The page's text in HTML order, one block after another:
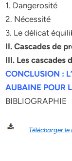
1. Dangerosité
2. Nécessité
3. Le délicat
II. Cascades de
III. Les cascades
CONCLUSION :
AUBAINE POUR
BIBLIOGRAPHIE
Télécharger